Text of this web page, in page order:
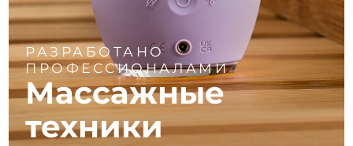
РАЗРАБОТАНО
ПРОФЕССИОНАЛАМИ
Массажные
техники